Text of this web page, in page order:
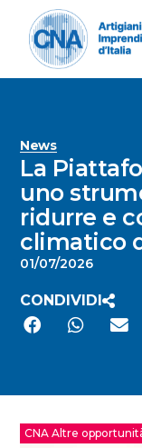
News
La
uno
ridurre e
climatico
01/07/2026
CONDIVIDI
CNA Altre